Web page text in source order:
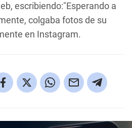
escribiendo:"Esperando a
colgaba fotos de su
en Instagram.